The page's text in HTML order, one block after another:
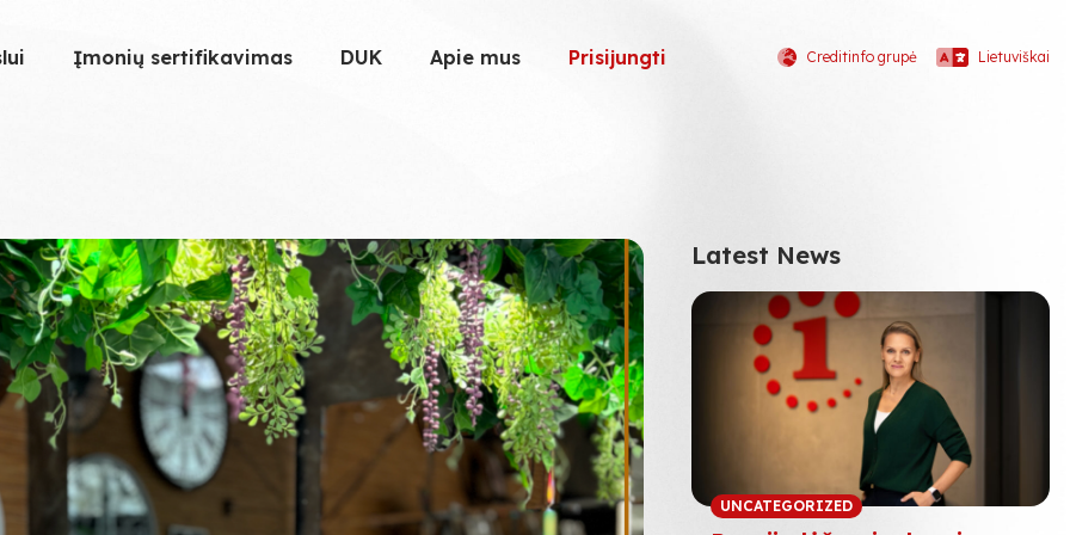
Įmonių sertifikavimas DUK Apie mus Prisijungti Creditinfo grupė Lietuviškai
Latest News
UNCATEGORIZED